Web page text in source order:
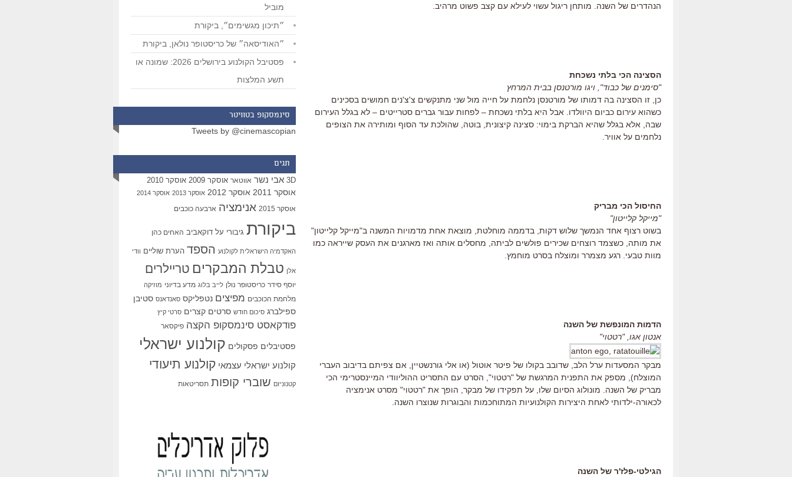
הנהדרים של השנה. מותחן ריגול עשוי לעילא עם קצב פשוט מרהיב.
הסצינה הכי בלתי נשכחת
"סימנים של כבוד", ויגו מורטנסן בבית המרחץ
כן, זו הסצינה בה דמותו של מורטנסן נלחמת על חייה מול שני מתנקשים צ'צ'נים חמושים בסכינים
כשהוא עירום כביום היוולדו. אבל היא בלתי נשכחת – לפחות עבור גברים סטרייטים – לא בגלל העירום
שבה, אלא בגלל שהיא הברקת בימוי: סצינה קיצונית, בוטה, שהולכת עד הסוף ומותירה את הצופים
נלחמים על אוויר.
החיסול הכי מבריק
"מייקל קלייטון"
בשוט רצוף אחד הנמשך שלוש דקות, בדממה מוחלטת, מוצאת אחת מדמויות המשנה ב"מייקל קלייטון"
את מותה, כשצמד רוצחים שכירים פולשים לביתה, מחסלים אותה ואז מארגנים את העסק שייראה כמו
מוות טבעי. רגע מצמרר ומוצלח בסרט מוחמץ.
הדמות המונפשת של השנה
אנטון אגו, "רטטוי"
מבקר המסעדות ערל הלב, שדובב בקולו של פיטר אוטול (או אלי גורנשטיין, אם צפיתם בדיבוב העברי
המוצלח), מספק את התפנית המרגשת של "רטטוי", הסרט עם התסריט ההוליוודי המיינסטרימי הכי
מבריק של השנה. מונולוג הסיום שלו, על תפקידו של מבקר, הופך את "רטטוי" מסרט אנימציה
לכאורה-ילדותי לאחת היצירות הקולנועיות המתוחכמות והבוגרות שנוצרו השנה.
הגילטי-פלז'ר של השנה
מוביל
״תיכון מגשימים״, ביקורת
״האודיסאה״ של כריסטופר נולאן, ביקורת
פסטיבל הקולנוע בירושלים 2026: שמונה או
תשע המלצות
סינמסקופ בטוויטר
Tweets by @cinemascopian
תגים
3D אבי נשר אווטאר אוסקר 2009 אוסקר 2010
אוסקר 2011 אוסקר 2012 אוסקר 2013 אוסקר 2014
אוסקר 2015 אנימציה ארבעה כוכבים
ביקורת גיבורי על דוקאביב האחים כהן
האקדמיה הישראלית לקולנוע הספד הערת שוליים וודי
אלן טבלת המבקרים טריילרים
יוסף סידר כריסטופר נולן לייב בלוג מדע בדיוני מוזיקה
מלחמת הכוכבים מפיצים נטפליקס סאנדאנס סטיבן
ספילברג סיכום חודש סרטים קצרים סרטי קיץ
פודקאסט סינמסקופ הקצה פיקסאר
פסטיבלים פסקולים קולנוע ישראלי
קולנוע ישראלי עצמאי קולנוע תיעודי
קטנוניזם שוברי קופות תסריטאות